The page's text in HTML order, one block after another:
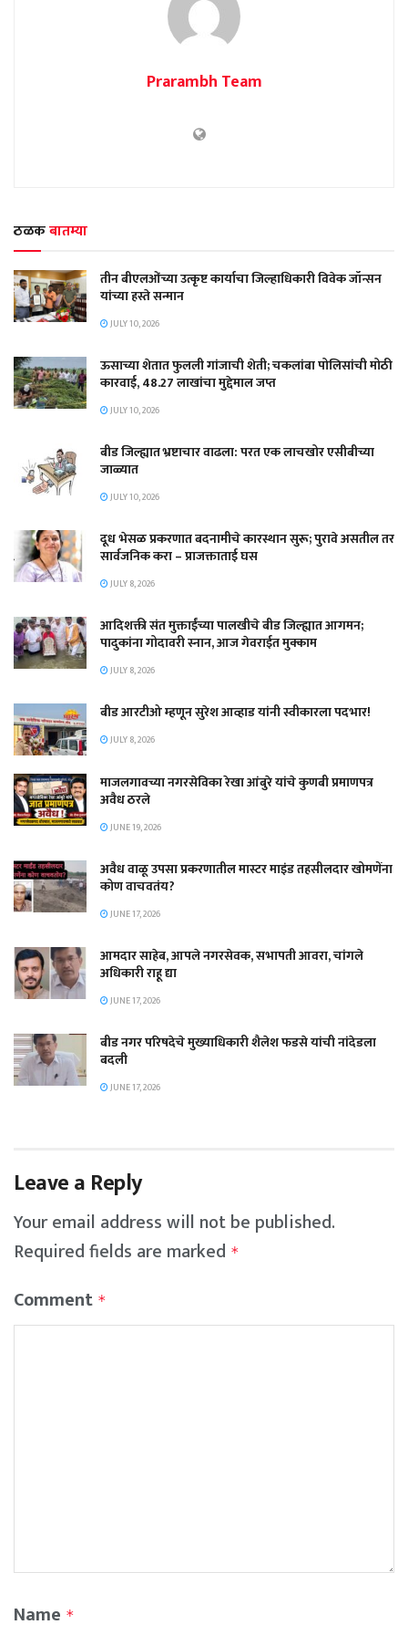
Prarambh Team
ठळकबातम्या
तीन बीएलओंच्या उत्कृष्ट कार्याचा जिल्हाधिकारी विवेक जॉन्सन
यांच्या हस्ते सन्मान
JULY 10, 2026
ऊसाच्या शेतात फुलली गांजाची शेती; चकलांबा पोलिसांची मोठी
कारवाई, 48.27 लाखांचा मुद्देमाल जप्त
JULY 10, 2026
बीड जिल्ह्यात भ्रष्टाचार वाढला: परत एक लाचखोर एसीबीच्या
जाळ्यात
JULY 10, 2026
दूध भेसळ प्रकरणात बदनामीचे कारस्थान सुरू; पुरावे असतील तर
सार्वजनिक करा – प्राजक्ताताई घस
JULY 8, 2026
आदिशक्ती संत मुक्ताईंच्या पालखीचे बीड जिल्ह्यात आगमन;
पादुकांना गोदावरी स्नान, आज गेवराईत मुक्काम
JULY 8, 2026
बीड आरटीओ म्हणून सुरेश आव्हाड यांनी स्वीकारला पदभार!
JULY 8, 2026
माजलगावच्या नगरसेविका रेखा आंबुरे यांचे कुणबी प्रमाणपत्र
अवैध ठरले
JUNE 19, 2026
अवैध वाळू उपसा प्रकरणातील मास्टर माइंड तहसीलदार खोमणेंना
कोण वाचवतंय?
JUNE 17, 2026
आमदार साहेब, आपले नगरसेवक, सभापती आवरा, चांगले
अधिकारी राहू द्या
JUNE 17, 2026
बीड नगर परिषदेचे मुख्याधिकारी शैलेश फडसे यांची नांदेडला
बदली
JUNE 17, 2026
Leave a Reply
Your email address will not be published.
Required fields are marked *
Comment *
Name *